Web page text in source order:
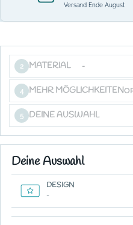
Versand Ende August
2 MATERIAL -
4 MEHR MÖGLICHKEITEN
5 DEINE AUSWAHL
Deine Auswahl
DESIGN
-